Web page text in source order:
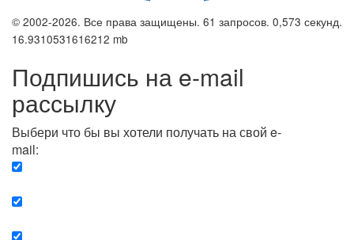
© 2002-2026. Все права защищены. 61 запросов. 0,573 секунд.
16.9310531616212 mb
Подпишись на e-mail
рассылку
Выбери что бы вы хотели получать на свой e-
mail: